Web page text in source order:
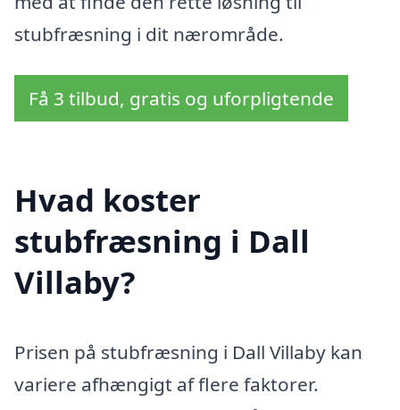
stubfræsning i dit nærområde.
Få 3 tilbud, gratis og uforpligtende
Hvad koster
stubfræsning i Dall
Villaby?
Prisen på stubfræsning i Dall Villaby kan
variere afhængigt af flere faktorer.